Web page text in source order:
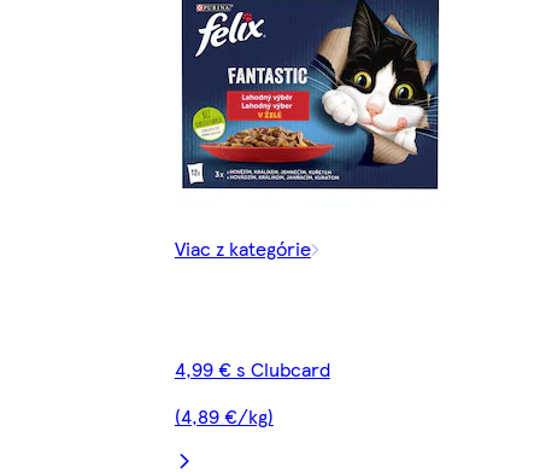
Viac z kategórie
4,99 € s Clubcard
(4,89 €/kg)